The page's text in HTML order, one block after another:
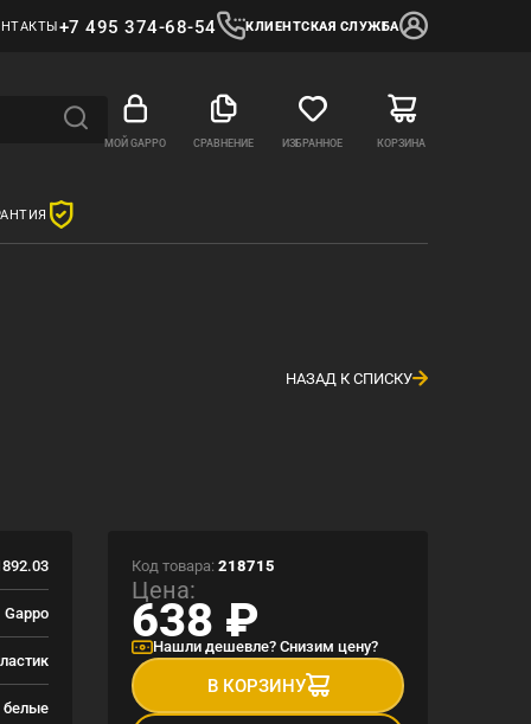
+7 495 374-68-54 КЛИЕНТСКАЯ СЛУЖБА
МОЙ GAPPO СРАВНЕНИЕ ИЗБРАННОЕ КОРЗИНА
НАЗАД К СПИСКУ
Gappo
белые
Код товара: 218715
Цена:
638 ₽
Нашли дешевле? Снизим цену?
В КОРЗИНУ